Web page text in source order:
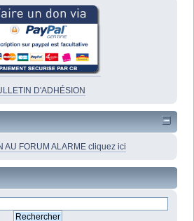
D'ADHÉSION
AU FORUM ALARME cliquez ici